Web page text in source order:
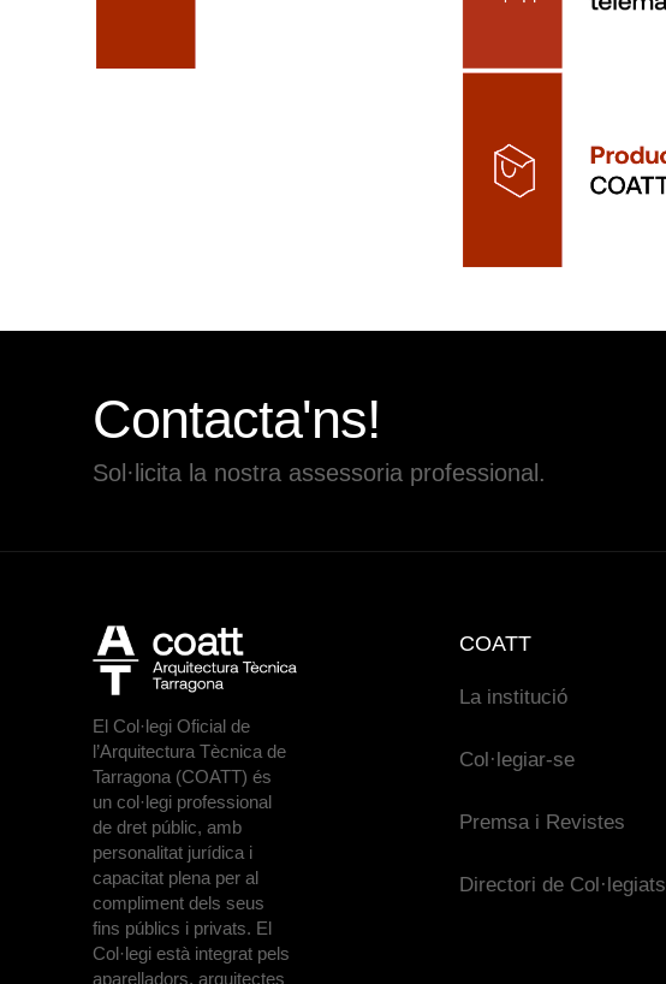
Contacta'ns!
Sol·licita la nostra assessoria professional.
El Col·legi Oficial de
l’Arquitectura Tècnica de
Tarragona (COATT) és
un col·legi professional
de dret públic, amb
personalitat jurídica i
capacitat plena per al
compliment dels seus
fins públics i privats. El
Col·legi està integrat pels
aparelladors, arquitectes
COATT
La institució
Col·legiar-se
Premsa i Revistes
Directori de Col·legiats